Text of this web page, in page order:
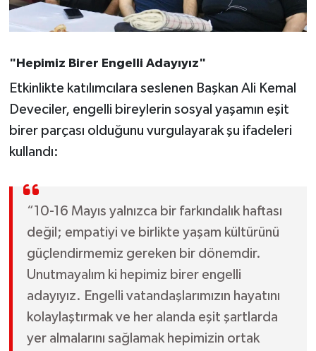
"Hepimiz Birer Engelli Adayıyız"
Etkinlikte katılımcılara seslenen Başkan Ali Kemal
Deveciler, engelli bireylerin sosyal yaşamın eşit
birer parçası olduğunu vurgulayarak şu ifadeleri
kullandı:
“10-16 Mayıs yalnızca bir farkındalık haftası
değil; empatiyi ve birlikte yaşam kültürünü
güçlendirmemiz gereken bir dönemdir.
Unutmayalım ki hepimiz birer engelli
adayıyız. Engelli vatandaşlarımızın hayatını
kolaylaştırmak ve her alanda eşit şartlarda
yer almalarını sağlamak hepimizin ortak